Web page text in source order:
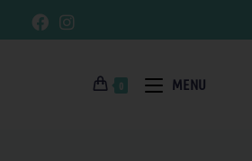
0 MENU